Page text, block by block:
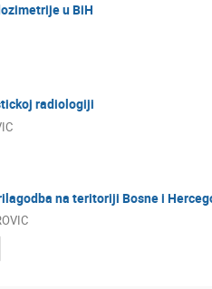
u BiH
radiologiji
na teritoriji Bosne i